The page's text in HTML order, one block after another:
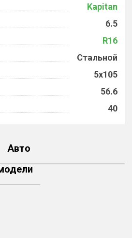
Kapitan
6.5
R16
Стальной
5x105
56.6
40
Авто